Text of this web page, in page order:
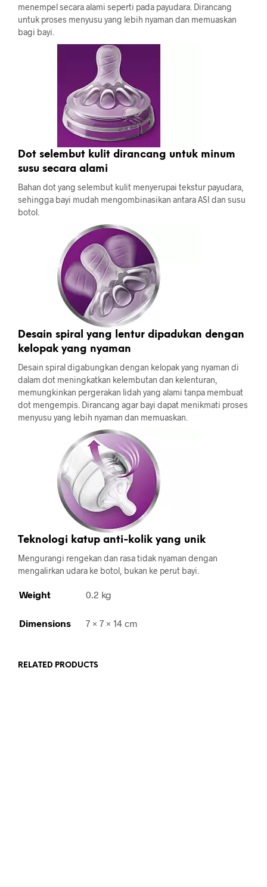
menempel secara alami seperti pada payudara. Dirancang
untuk proses menyusu yang lebih nyaman dan memuaskan
bagi bayi.
Dot selembut kulit dirancang untuk minum
susu secara alami
Bahan dot yang selembut kulit menyerupai tekstur payudara,
sehingga bayi mudah mengombinasikan antara ASI dan susu
botol.
Desain spiral yang lentur dipadukan dengan
kelopak yang nyaman
Desain spiral digabungkan dengan kelopak yang nyaman di
dalam dot meningkatkan kelembutan dan kelenturan,
memungkinkan pergerakan lidah yang alami tanpa membuat
dot mengempis. Dirancang agar bayi dapat menikmati proses
menyusu yang lebih nyaman dan memuaskan.
Teknologi katup anti-kolik yang unik
Mengurangi rengekan dan rasa tidak nyaman dengan
mengalirkan udara ke botol, bukan ke perut bayi.
Weight 0.2 kg
Dimensions 7 × 7 × 14 cm
RELATED PRODUCTS